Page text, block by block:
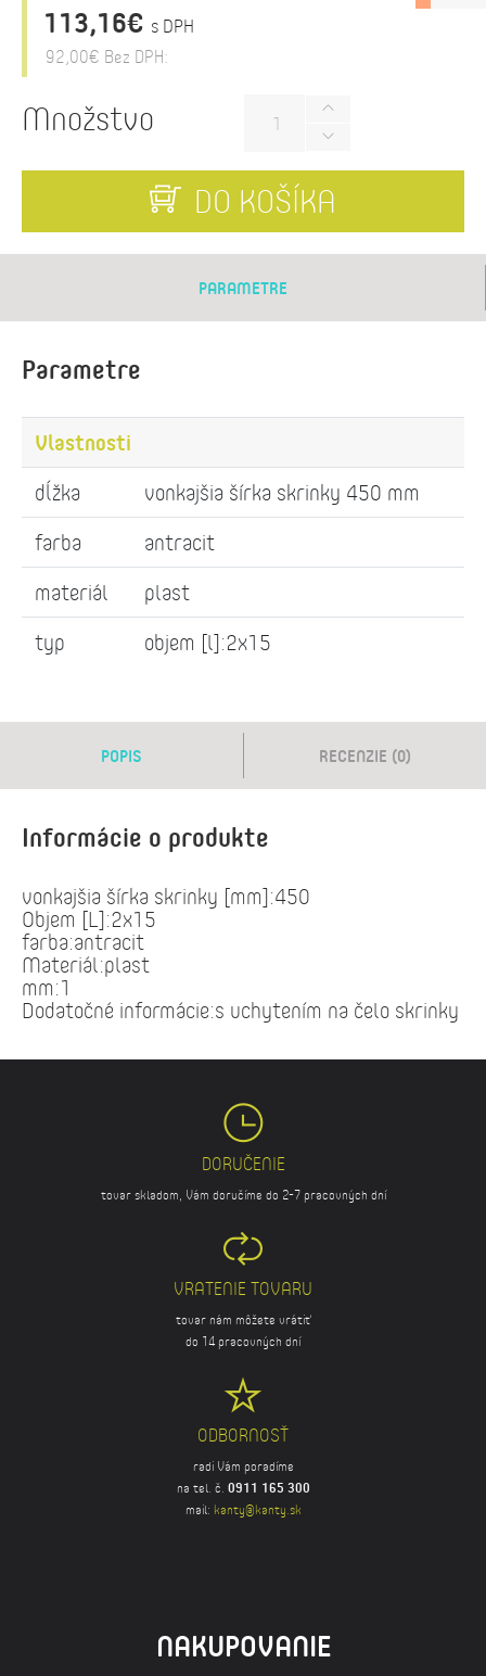
113,16€ s DPH
92,00€ Bez DPH:
Množstvo
DO KOŠÍKA
PARAMETRE
Parametre
Vlastnosti
dĺžka
vonkajšia šírka skrinky 450 mm
farba
antracit
materiál
plast
typ
objem [l]:2x15
POPIS RECENZIE (0)
Informácie o produkte
vonkajšia šírka skrinky [mm]:450
Objem [L]:2x15
farba:antracit
Materiál:plast
mm:1
Dodatočné informácie:s uchytením na čelo skrinky
DORUČENIE
tovar skladom, Vám doručíme do 2-7 pracovných dní
VRATENIE TOVARU
tovar nám môžete vrátiť
do 14 pracovných dní
ODBORNOSŤ
radi Vám poradíme
na tel. č. 0911 165 300
mail: kanty@kanty.sk
NAKUPOVANIE